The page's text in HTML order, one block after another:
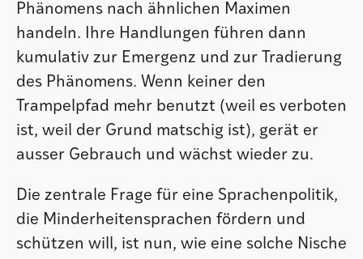
Phänomens nach ähnlichen Maximen
handeln. Ihre Handlungen führen dann
kumulativ zur Emergenz und zur Tradierung
des Phänomens. Wenn keiner den
Trampelpfad mehr benutzt (weil es verboten
ist, weil der Grund matschig ist), gerät er
ausser Gebrauch und wächst wieder zu.
Die zentrale Frage für eine Sprachenpolitik,
die Minderheitensprachen fördern und
schützen will, ist nun, wie eine solche Nische